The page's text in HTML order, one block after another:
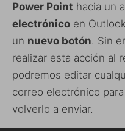
Power Point hacia un
electrónico en
un nuevo botón. Sin
realizar esta acción al
podremos editar
correo electrónico
volverlo a enviar.